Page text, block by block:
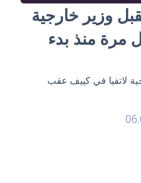
وزير خارجية
مرة منذ بدء
لاتفيا في كييف عقب